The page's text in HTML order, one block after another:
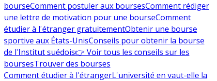
bourseComment postuler aux boursesComment rédiger
une lettre de motivation pour une bourseComment
étudier à l'étranger gratuitementObtenir une bourse
sportive aux États-UnisConseils pour obtenir la bourse
de l'Institut suédois👉 Voir tous les conseils sur les
boursesTrouver des bourses
Comment étudier à l'étrangerL'université en vaut-elle la